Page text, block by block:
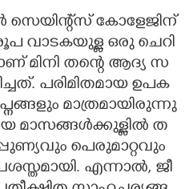
​കോ​ളേ​ജി​ന്
​വാ​ട​ക​യു​ള്ള​ ​ഒ​രു​ ​ചെ​റി​
​മി​നി​ ​ത​ന്റെ​ ​ആ​ദ്യ​ ​സ​
​പ​രി​മി​ത​മാ​യ​ ​ഉ​പ​ക​
​മാ​ത്ര​മാ​യി​രു​ന്നു​
​ത​
​പെ​രു​മാ​റ്റ​വും​
​എ​ന്നാ​ൽ,​ ​ജീ​